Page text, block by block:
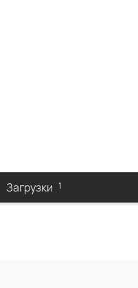
Загрузки 1